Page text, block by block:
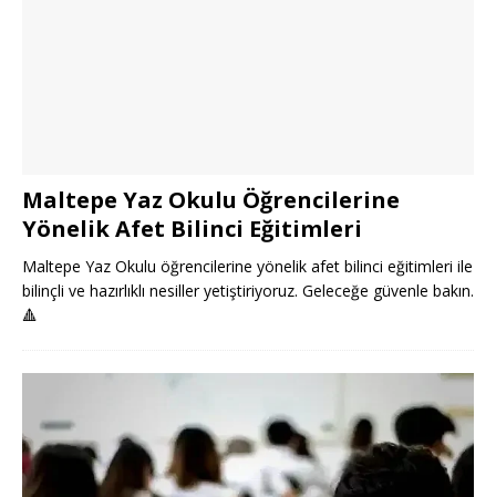
Maltepe Yaz Okulu Öğrencilerine
Yönelik Afet Bilinci Eğitimleri
Maltepe Yaz Okulu öğrencilerine yönelik afet bilinci eğitimleri ile
bilinçli ve hazırlıklı nesiller yetiştiriyoruz. Geleceğe güvenle bakın.
🔺